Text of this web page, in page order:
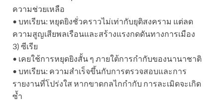
ความช่วยเหลือ
• บทเรียน: หยุดยิงชั่วคราวไม่เท่ากับยุติสงคราม แต่ลด
ความสูญเสียพลเรือนและสร้างแรงกดดันทางการเมือง
3) ซีเรีย
• เคยใช้การหยุดยิงสั้น ๆ ภายใต้การกำกับของนานาชาติ
• บทเรียน: ความสำเร็จขึ้นกับการตรวจสอบและการ
รายงานที่โปร่งใส หากขาดกลไกกำกับ การละเมิดจะเกิด
ซ้ำ